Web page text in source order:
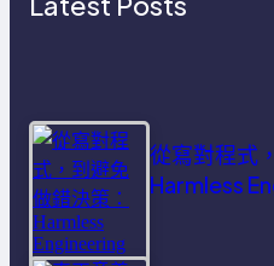
從寫對程式
Harmless